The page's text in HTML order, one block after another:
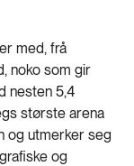
med, frå
noko som gir
nesten 5,4
største arena
og utmerker seg
og